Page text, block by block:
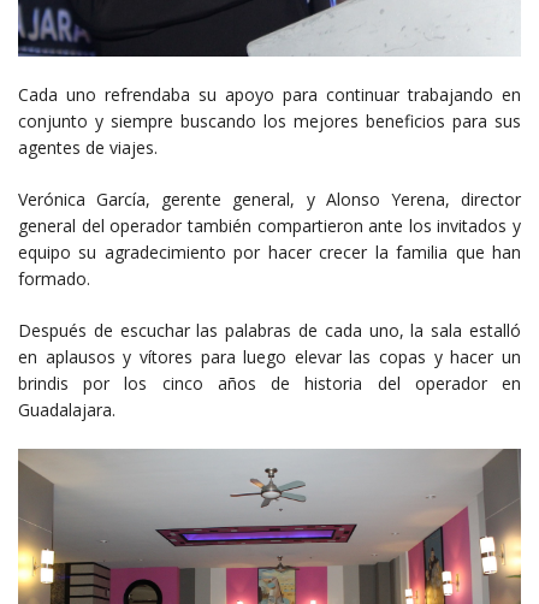
Cada uno refrendaba su apoyo para continuar trabajando en
conjunto y siempre buscando los mejores beneficios para sus
agentes de viajes.
Verónica García, gerente general, y Alonso Yerena, director
general del operador también compartieron ante los invitados y
equipo su agradecimiento por hacer crecer la familia que han
formado.
Después de escuchar las palabras de cada uno, la sala estalló
en aplausos y vítores para luego elevar las copas y hacer un
brindis por los cinco años de historia del operador en
Guadalajara.